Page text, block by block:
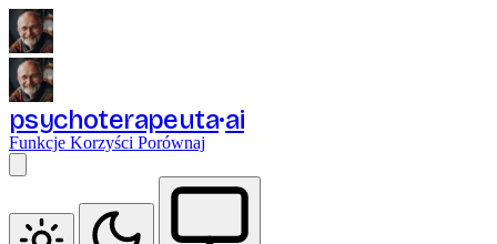
psychoterapeuta ai
Funkcje Korzyści Porównaj